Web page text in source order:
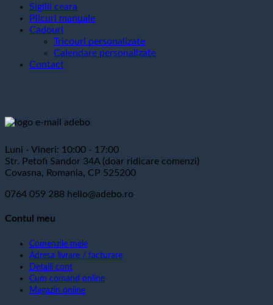
Sigilii ceara
Plicuri manuale
Cadouri
Tricouri personalizate
Calendare personalizate
Contact
Luni - Vineri: 10:00 - 17:00
Str. Petofi Sandor 34A (doar ridicare comenzi)
Covasna, Romania, CP 525200
0764 059 288 hello@adebo.ro
Contul meu
Comenzile mele
Adresa livrare / facturare
Detalii cont
Cum comand online
Magazin online